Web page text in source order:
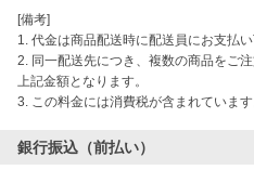
[備考]
1. 代金は商品配送時に配送員にお支払い
2. 同一配送先につき、複数の商品をご
上記金額となります。
3. この料金には消費税が含まれています
銀行振込（前払い）